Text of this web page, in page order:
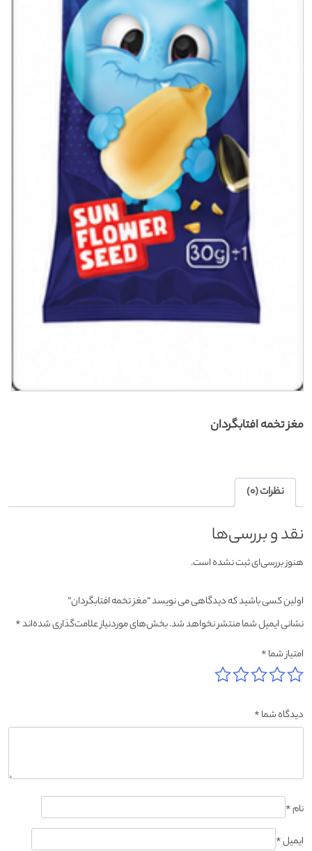
مغز تخمه افتابگردان
نظرات (0)
نقد و بررسی‌ها
هنوز بررسی‌ای ثبت نشده است.
اولین کسی باشید که دیدگاهی می نویسد “مغز تخمه افتابگردان”
نشانی ایمیل شما منتشر نخواهد شد.بخش‌های موردنیاز علامت‌گذاری شده‌اند*
امتیاز شما*
دیدگاه شما*
نام*
ایمیل*